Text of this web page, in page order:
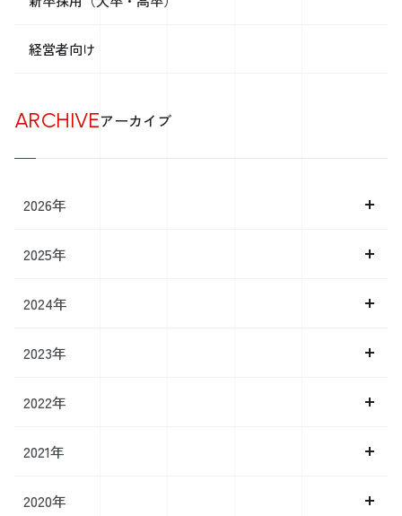
て関心を高める良い機会となります。 このように、配布方法と場所を
人募集チラシのテンプレートと素材の選び方 適切なテンプレートと素
適切なテンプレートの選択は、チラシの効果を大きく左右します。その
門職を対象とする場合は、シンプルでスタイリッシュなテンプレートが
ができます。テンプレートはあくまで基盤となり、そこから独自の要素
に活用できる素材とその選び方 適切な素材の選択は、チラシの魅力を
最大化します。ターゲット層に響く素材を選びましょう。 効果的なチ
表などは、メッセージを視覚的に伝える強力な手段です。これらの素材
な食品の写真や楽しい職場の雰囲気を伝えるイラストが適しています。
切です。 チラシのサイズと印刷について チラシのサイズと印刷方法
刷技術を選びましょう。 チラシのサイズ選びは、その配布方法や掲示
場所、内容の量に依存します。一般的なサイズはA4やA5ですが、状況
経営者向け
ARCHIVEアーカイブ
2026年
2025年
2024年
2023年
2022年
2021年
2020年